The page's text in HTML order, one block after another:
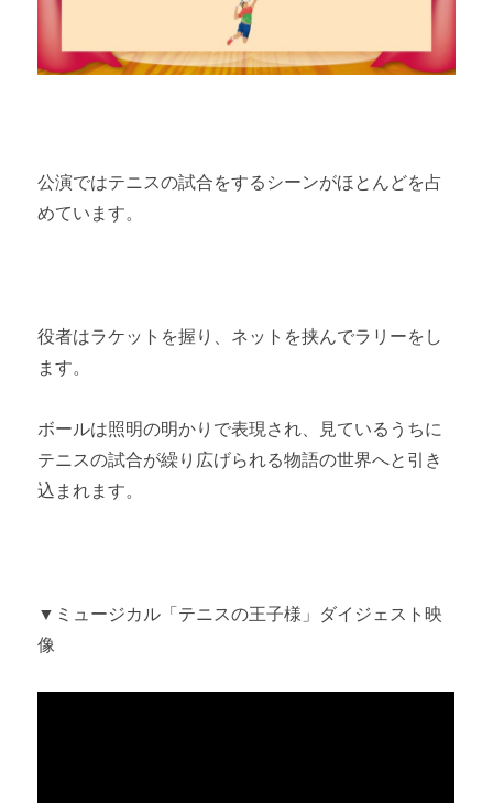
公演ではテニスの試合をするシーンがほとんどを占
めています。
役者はラケットを握り、ネットを挟んでラリーをし
ます。
ボールは照明の明かりで表現され、見ているうちに
テニスの試合が繰り広げられる物語の世界へと引き
込まれます。
▼ミュージカル「テニスの王子様」ダイジェスト映
像